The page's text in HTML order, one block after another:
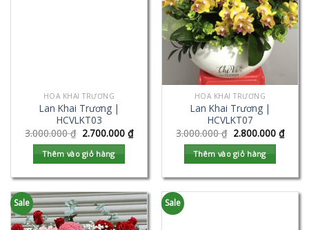
HOA KHAI TRƯƠNG
Lan Khai Trương |
HCVLKT03
3.000.000₫ 2.700.000 ₫
Thêm vào giỏ hàng
HOA KHAI TRƯƠNG
Lan Khai Trương |
HCVLKT07
3.000.000₫ 2.800.000 ₫
Thêm vào giỏ hàng
Sale Sale